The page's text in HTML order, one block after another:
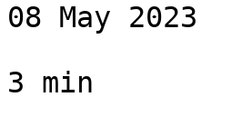
08 May 2023
3 min